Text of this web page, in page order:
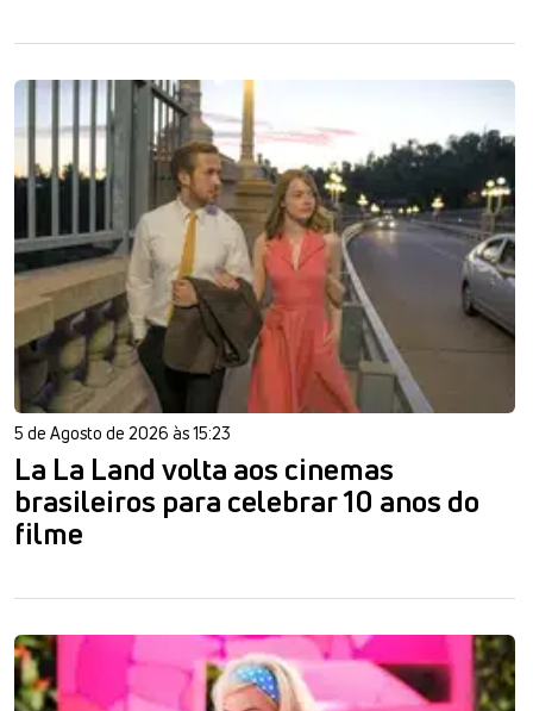
5 de Agosto de 2026 às 15:23
La La Land volta aos cinemas
brasileiros para celebrar 10 anos do
filme